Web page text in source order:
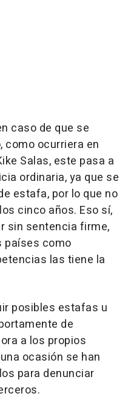
caso de que se
como ocurriera en
Salas, este pasa a
ordinaria, ya que se
estafa, por lo que no
cinco años. Eso sí,
sin sentencia firme,
países como
las tiene la
posibles estafas u
de
a los propios
ocasión se han
para denunciar